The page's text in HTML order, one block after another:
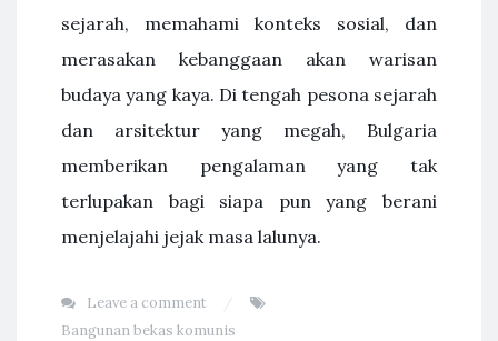
sejarah, memahami konteks sosial, dan
merasakan kebanggaan akan warisan
budaya yang kaya. Di tengah pesona sejarah
dan arsitektur yang megah, Bulgaria
memberikan pengalaman yang tak
terlupakan bagi siapa pun yang berani
menjelajahi jejak masa lalunya.
Leave a comment
Bangunan bekas komunis